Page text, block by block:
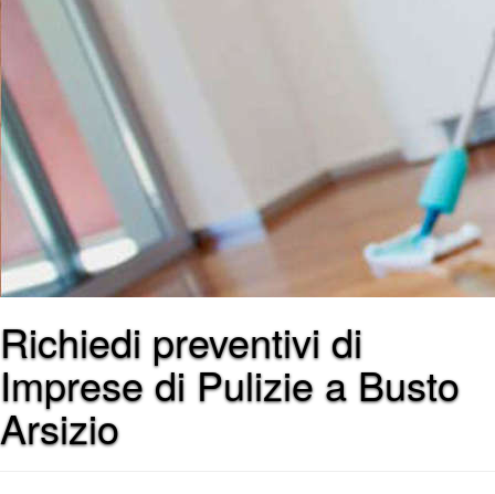
Richiedi preventivi di
Imprese di Pulizie a Busto
Arsizio